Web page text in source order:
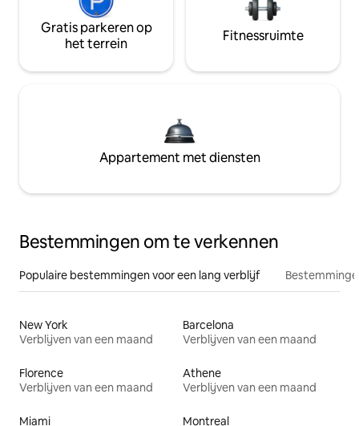
Gratis parkeren op
het terrein
Fitnessruimte
Appartement met diensten
Bestemmingen om te verkennen
Populaire bestemmingen voor een lang verblijf
New York
Verblijven van een maand
Barcelona
Verblijven van een maand
Florence
Verblijven van een maand
Athene
Verblijven van een maand
Miami Montreal